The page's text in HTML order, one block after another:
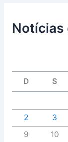
Notícias
D S
2
3
9
10